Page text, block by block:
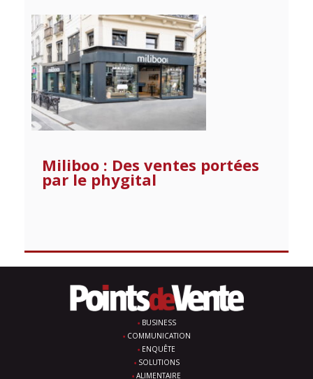
Miliboo : Des ventes portées
par le phygital
BUSINESS
COMMUNICATION
ENQUÊTE
SOLUTIONS
ALIMENTAIRE